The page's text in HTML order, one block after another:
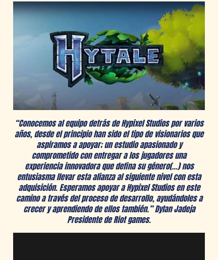
“Conocemos al equipo detrás de Hypixel Studios por varios
años, desde el principio han sido el tipo de visionarios que
aspiramos a apoyar; un estudio apasionado y
comprometido con entregar a los jugadores una
experiencia innovadora que defina su género(…) nos
entusiasma llevar esta alianza al siguiente nivel con esta
adquisición. Esperamos apoyar a Hypixel Studios en este
camino a través del proceso de desarrollo, ayudándoles a
crecer y aprendiendo de ellos también.” Dylan Jadeja
Presidente de Riot games.